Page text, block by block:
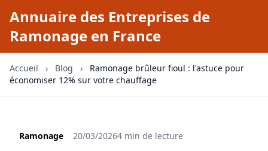
Annuaire des Entreprises de
Ramonage en France
Accueil › Blog ›
Ramonage brûleur fioul : l'astuce pour
économiser 12% sur votre chauffage
Ramonage 20/03/20264 min de lecture